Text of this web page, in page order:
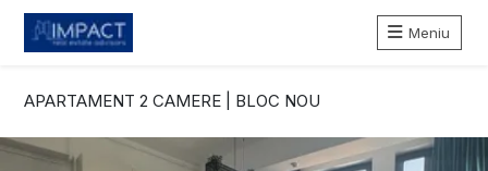
Meniu
APARTAMENT 2 CAMERE | BLOC NOU